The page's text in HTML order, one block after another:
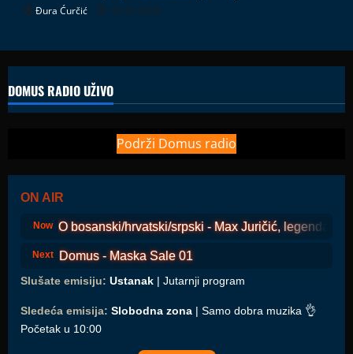
Đura Ćurčić 26.07.2026
DOMUS RADIO UŽIVO
Podrži Domus radio
ON AIR
Now
COSMO bosanski/hrvatski/srpski - Max Juričić, legenda s
Next Domus - Maska Sale 01
Slušate emisiju: Ustanak | Jutarnji program
Sledeća emisija: Slobodna zona | Samo dobra muzika 👌
Početak u 10:00